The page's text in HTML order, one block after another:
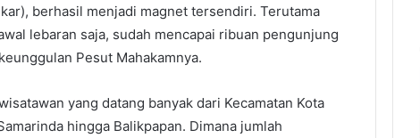
berhasil menjadi magnet tersendiri. Terutama
lebaran saja, sudah mencapai ribuan pengunjung
Pesut Mahakamnya.
yang datang banyak dari Kecamatan Kota
hingga Balikpapan. Dimana jumlah